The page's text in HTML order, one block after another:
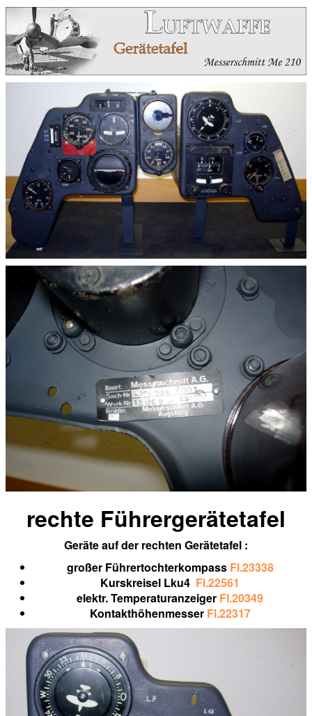
rechte Führergerätetafel
Geräte auf der rechten Gerätetafel :
großer Führertochterkompass Fl.23338
Kurskreisel Lku4 Fl.22561
elektr. Temperaturanzeiger Fl.20349
Kontakthöhenmesser Fl.22317